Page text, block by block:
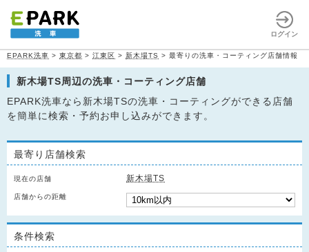
ログイン
EPARK洗車 > 東京都 > 江東区 > 新木場TS > 最寄りの洗車・コーティング店舗情報
新木場TS周辺の洗車・コーティング店舗
EPARK洗車なら新木場TSの洗車・コーティングができる店舗
を簡単に検索・予約お申し込みができます。
最寄り店舗検索
現在の店舗 新木場TS
店舗からの距離
条件検索